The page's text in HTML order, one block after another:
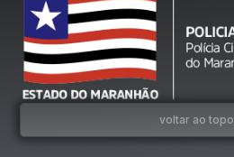
voltar ao topo